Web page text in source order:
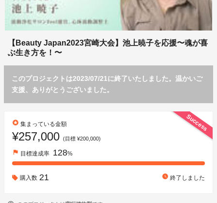
【Beauty Japan2023宮崎大会】池上暁子を応援〜魂が喜
ぶ生き方を！〜
このプロジェクトは2023/07/21に終了いたしました。温かいご
支援、ありがとうございました。
Success
stars 集まっている金額
¥257,000 (目標 ¥200,000)
flag 目標達成率 128%
購入数 21 watch_later 終了しました